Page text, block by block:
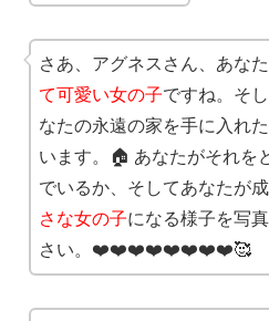
さあ、アグネスさん、あな
て可愛い女の子ですね。そ
なたの永遠の家を手に入れ
います。🏠 あなたがそれを
でいるか、そしてあなたが
さな女の子になる様子を写
さい。❤️❤️❤️❤️❤️❤️❤️❤️🥰